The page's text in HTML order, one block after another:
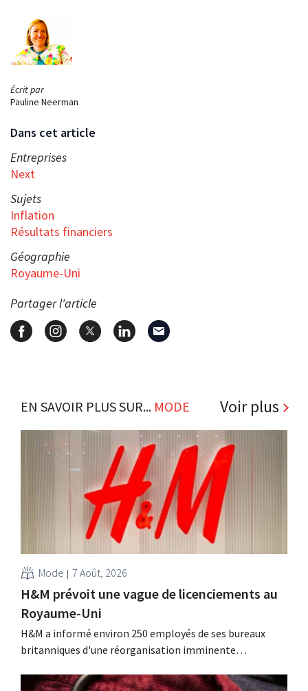
Écrit par
Pauline Neerman
Dans cet article
Entreprises
Next
Sujets
Inflation
Résultats financiers
Géographie
Royaume-Uni
Partager l'article
EN SAVOIR PLUS SUR... MODE Voir plus
Mode 7 Août, 2026
H&M prévoit une vague de licenciements au
Royaume-Uni
H&M a informé environ 250 employés de ses bureaux
britanniques d'une réorganisation imminente
Cette restructuration fait suite à des mesures prises